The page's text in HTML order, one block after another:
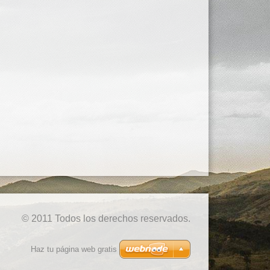
© 2011 Todos los derechos reservados.
Haz tu página web gratis